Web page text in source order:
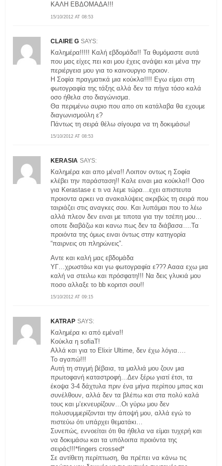
15/10/2012 AT 08:53
ΚΑΛΗ ΕΒΔΟΜΑΔΑ!!!
CLAIRE G SAYS:
15/10/2012 AT 08:53
Καλημέρα!!!!! Καλή εβδομάδα!! Τα θυμόμαστε αυτά
που μας είχες πει και μου έχεις ανάψει και μένα την
περιέργεια μου για το καινουργιο προιον.
Η Σοφία πραγματικά μια κούκλα!!!! Εγω είμαι στη
φωτογραφία της τάξης αλλά δεν τα πήγα τόσο καλά
οσο ήθελα στο διαγώνισμα.
Θα περιμένω αυριο που απο οτι κατάλαβα θα εχουμε
διαγωνισμούλη ε?
Πάντως τη σειρά θέλω σίγουρα να τη δοκιμάσω!
KERASIA SAYS:
15/10/2012 AT 09:15
Καλημέρα και απο μένα!! Λοιπον οντως η Σοφία
κλέβει την παράσταση!! Καλε ειναι μια κούκλα!! Οσο
για Kerastase ε τι να λεμε τώρα…εχει απιστευτα
προιοντα αρκει να ανακαλύψεις ακριβώς τη σειρά που
ταιριάζει στις αναγκες σου. Και λυπάμαι που το λέω
αλλά πλεον δεν ειναι με τιποτα για την τσέπη μου…
οποτε διαβάζω και κανω πως δεν τα διάβασα….Τα
προιόντα της όμως ειναι όντως στην κατηγορία
“παιρνεις οτι πληρώνεις”.
Αντε και καλή μας εβδομάδα
ΥΓ…χρωστάω και γω φωτογραφία ε??? Αααα εχω μια
καλή να στειλω και πρόσφατη!!! Να δεις γλυκιά μου
ποσο αλλαξε το bb κοριτσι σου!!
KATRAP SAYS:
Καλημέρα κι από εμένα!!
Κούκλα η sofiaT!
Aλλά και για το Elixir Ultime, δεν έχω λόγια….
Το αγαπώ!!!
Αυτή τη στιγμή βέβαια, τα μαλλιά μου ζουν μια
πρωτοφανή καταστροφή…Δεν ξέρω γιατί έτσι, τα
έκοψα 3-4 δάχτυλα πριν ένα μήνα περίπου μπας και
συνέλθουν, αλλά δεν τα βλέπω και στα πολύ καλά
τους και μ’εκνευρίζουν…Οι γύρω μου δεν
πολυσυμμερίζονται την άποψή μου, αλλά εγώ το
πιστεύω ότι υπάρχει θεματάκι…
Συνεπώς, εννοείται ότι θα ήθελα να είμαι τυχερή και
να δοκιμάσω και τα υπόλοιπα προιόντα της
σειράς!!!*fingers crossed*
Σε αντίθετη περίπτωση, θα πρέπει να κάνω τις